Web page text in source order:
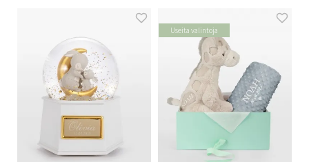
Useita valintoja